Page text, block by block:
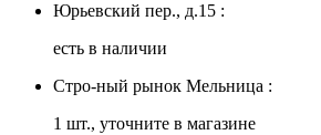
Юрьевский пер., д.15 :
есть в наличии
Стро-ный рынок Мельница :
1 шт., уточните в магазине